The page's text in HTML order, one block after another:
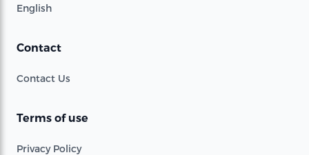
English
Contact
Contact Us
Terms of use
Privacy Policy